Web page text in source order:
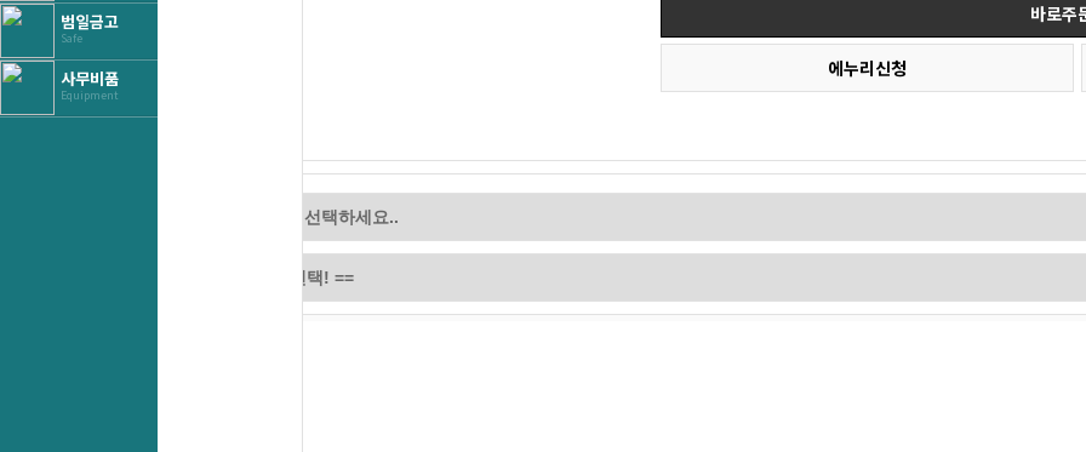
범일금고
Safe
사무비품
Equipment
바로주
에누리신청